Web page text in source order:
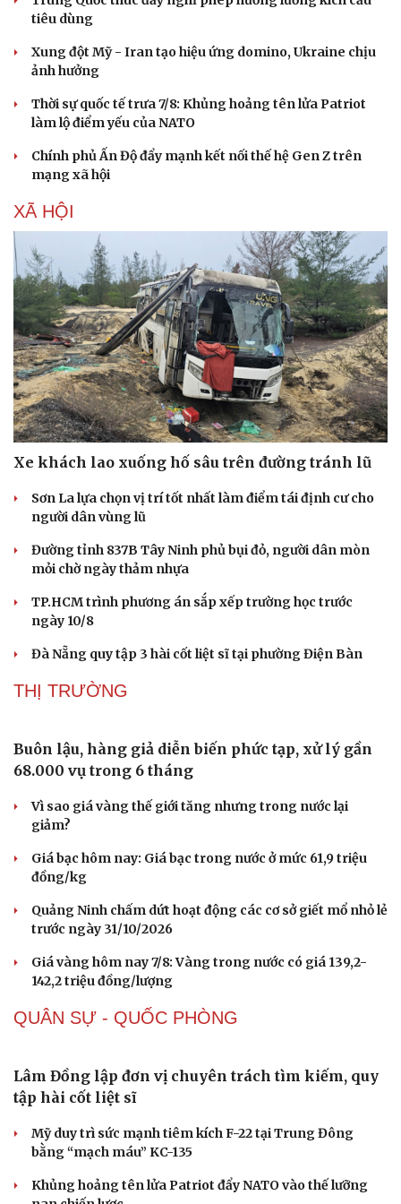
Doanh nghiệp
Doanh nghiệp 24h
Vì cộng đồng
Chuyển đổi số
Dinh dưỡng - món ngon
Cây thuốc
Sản phụ khoa
Nhi khoa
Nhà đẹp
Tình yêu - Gia đình
tiêu dùng
Xung đột Mỹ - Iran tạo hiệu ứng domino, Ukraine chịu
ảnh hưởng
Thời sự quốc tế trưa 7/8: Khủng hoảng tên lửa Patriot
làm lộ điểm yếu của NATO
Chính phủ Ấn Độ đẩy mạnh kết nối thế hệ Gen Z trên
mạng xã hội
XÃ HỘI
Xe khách lao xuống hố sâu trên đường tránh lũ
Sơn La lựa chọn vị trí tốt nhất làm điểm tái định cư cho
người dân vùng lũ
Đường tỉnh 837B Tây Ninh phủ bụi đỏ, người dân mòn
mỏi chờ ngày thảm nhựa
TP.HCM trình phương án sắp xếp trường học trước
ngày 10/8
Đà Nẵng quy tập 3 hài cốt liệt sĩ tại phường Điện Bàn
THỊ TRƯỜNG
Buôn lậu, hàng giả diễn biến phức tạp, xử lý gần
68.000 vụ trong 6 tháng
giảm?
đồng/kg
Quảng Ninh chấm dứt hoạt động các cơ sở giết mổ nhỏ lẻ
Giá vàng hôm nay 7/8: Vàng trong nước có giá 139,2-